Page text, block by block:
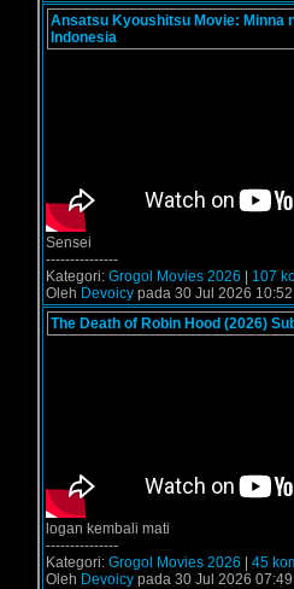
Ansatsu Kyoushitsu Movie: Minna
Indonesia
Sensei
---------------
Kategori: Grogol Movies 2026
107
Oleh Devoicy pada 30 Jul 2026 10:52
The Death of Robin Hood (2026)
logan kembali mati
---------------
Kategori: Grogol Movies 2026
45
Oleh Devoicy pada 30 Jul 2026 07:49